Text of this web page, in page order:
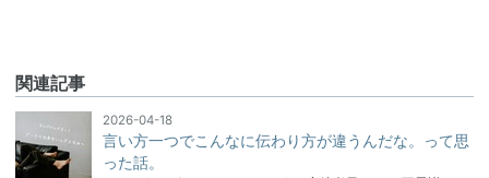
関連記事
2026-04-18
言い方一つでこんなに伝わり方が違うんだな。って思
った話。